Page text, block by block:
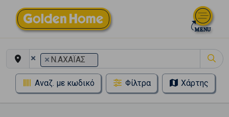
× × Ν.ΑΧΑΪΑΣ
Αναζ. με κωδικό Φίλτρα Χάρτης